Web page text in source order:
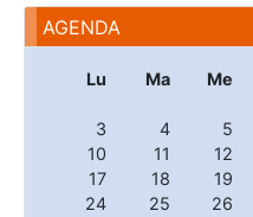
AGENDA
Lu Ma Me
3
4 5
10
11 12
17
18 19
24
25 26